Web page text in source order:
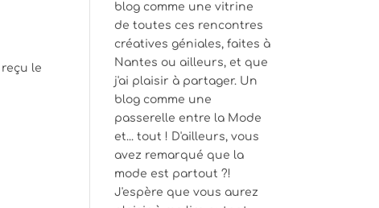
le
blog comme une vitrine
de toutes ces rencontres
créatives géniales, faites à
Nantes ou ailleurs, et que
j'ai plaisir à partager. Un
blog comme une
passerelle entre la Mode
et... tout ! D'ailleurs, vous
avez remarqué que la
mode est partout ?!
J'espère que vous aurez